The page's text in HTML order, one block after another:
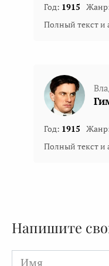
Год: 1915
Полный текст и
Год: 1915
Полный текст и
Напишите
Имя